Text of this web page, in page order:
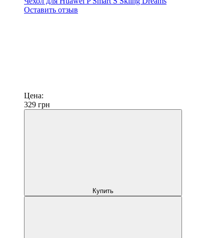
Оставить отзыв
Цена:
329 грн
Купить